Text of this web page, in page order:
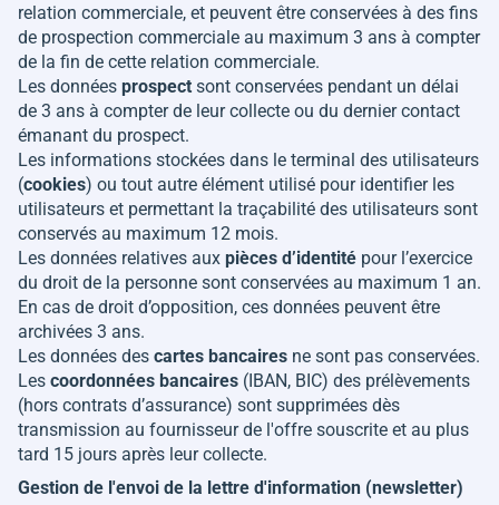
relation commerciale, et peuvent être conservées à des fins
de prospection commerciale au maximum 3 ans à compter
de la fin de cette relation commerciale.
Les données prospect sont conservées pendant un délai
de 3 ans à compter de leur collecte ou du dernier contact
émanant du prospect.
Les informations stockées dans le terminal des utilisateurs
(cookies) ou tout autre élément utilisé pour identifier les
utilisateurs et permettant la traçabilité des utilisateurs sont
conservés au maximum 12 mois.
Les données relatives aux pièces d’identité pour l’exercice
du droit de la personne sont conservées au maximum 1 an.
En cas de droit d’opposition, ces données peuvent être
archivées 3 ans.
Les données des cartes bancaires ne sont pas conservées.
Les coordonnées bancaires (IBAN, BIC) des prélèvements
(hors contrats d’assurance) sont supprimées dès
transmission au fournisseur de l'offre souscrite et au plus
tard 15 jours après leur collecte.
Gestion de l'envoi de la lettre d'information (newsletter)